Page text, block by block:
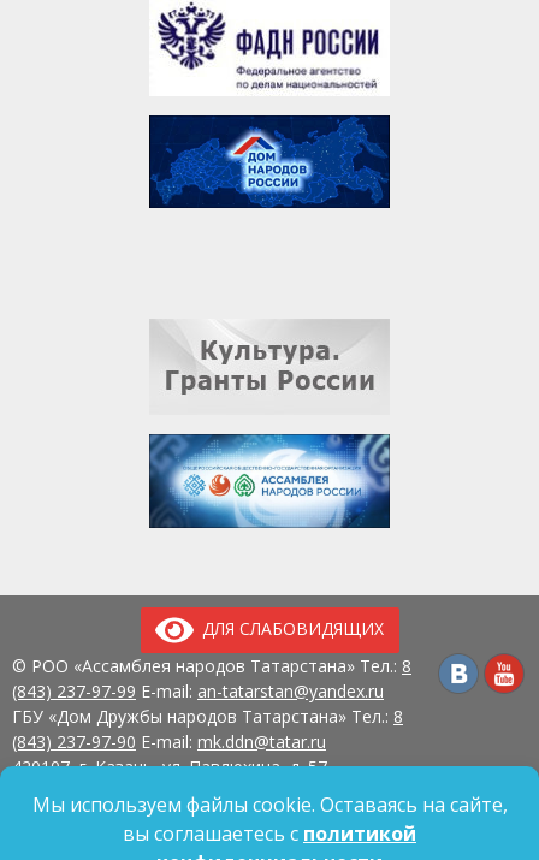
ДЛЯ СЛАБОВИДЯЩИХ
© РОО «Ассамблея народов Татарстана» Тел.: 8
(843) 237-97-99 E-mail: an-tatarstan@yandex.ru
ГБУ «Дом Дружбы народов Татарстана» Тел.: 8
(843) 237-97-90 E-mail: mk.ddn@tatar.ru
420107, г. Казань, ул. Павлюхина, д. 57
Мы используем файлы cookie. Оставаясь на сайте,
вы соглашаетесь с политикой